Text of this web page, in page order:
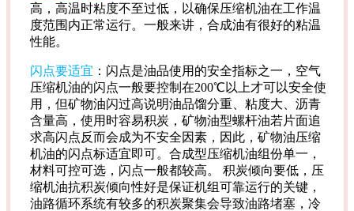
高，高温时粘度不至过低，以确保压缩机油在工作温
度范围内正常运行。一般来讲，合成油有很好的粘温
性能。
闪点要适宜 ：闪点是油品使用的安全指标之一，空气
压缩机油的闪点一般要控制在200℃以上才可以安全使
用，但矿物油闪过高说明油品馏分重、粘度大、沥青
含量高，使用时容易积炭，矿物油型螺杆油若片面追
求高闪点反而会成为不安全因素，因此，矿物油压缩
机油的闪点标适宜即可。合成型压缩机油组份单一，
材料可控可选，闪点一般都较高。 积炭倾向要低，压
缩机油抗积炭倾向性好是保证机组可靠运行的关键，
油路循环系统有较多的积炭聚集会导致油路堵塞，冷